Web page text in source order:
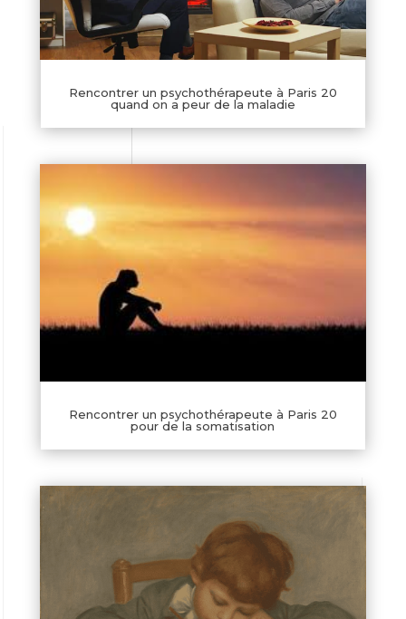
Rencontrer un psychothérapeute à Paris 20
quand on a peur de la maladie
Rencontrer un psychothérapeute à Paris 20
pour de la somatisation